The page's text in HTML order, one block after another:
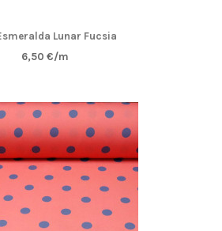
Lunar Fucsia
6,50 €/m